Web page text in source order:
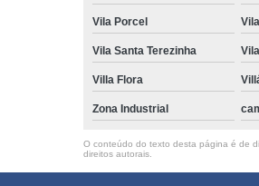
Vila Porcel
Vila Santa Terezinha
Villa Flora
Zona Industrial
O conteúdo do texto desta página é de
direitos autorais